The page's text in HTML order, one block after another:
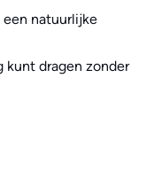
een natuurlijke
kunt dragen zonder